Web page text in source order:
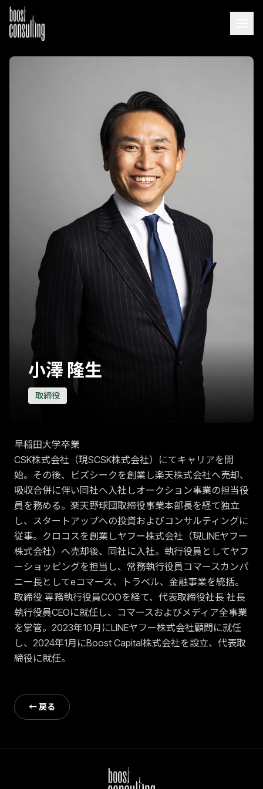
小澤 隆生
取締役
早稲田大学卒業
CSK株式会社（現SCSK株式会社）にてキャリアを開
始。その後、ビズシークを創業し楽天株式会社へ売却、
吸収合併に伴い同社へ入社しオークション事業の担当役
員を務める。楽天野球団取締役事業本部長を経て独立
し、スタートアップへの投資およびコンサルティングに
従事。クロコスを創業しヤフー株式会社（現LINEヤフー
株式会社）へ売却後、同社に入社。執行役員としてヤフ
ーショッピングを担当し、常務執行役員コマースカンパ
ニー長としてeコマース、トラベル、金融事業を統括。
取締役 専務執行役員COOを経て、代表取締役社長 社長
執行役員CEOに就任し、コマースおよびメディア全事業
を掌管。2023年10月にLINEヤフー株式会社顧問に就任
し、2024年1月にBoost Capital株式会社を設立、代表取
締役に就任。
← 戻る